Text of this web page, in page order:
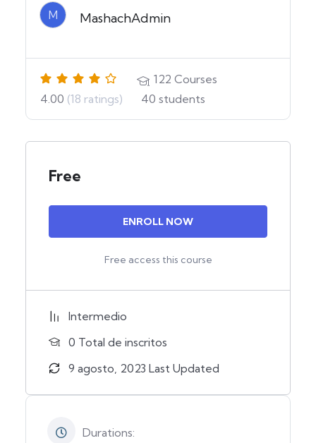
M MashachAdmin
4.00 (18 ratings)
122 Courses
40 students
Free
ENROLL NOW
Free access this course
Intermedio
0 TotaI de inscritos
9 agosto, 2023 Last Updated
Durations: